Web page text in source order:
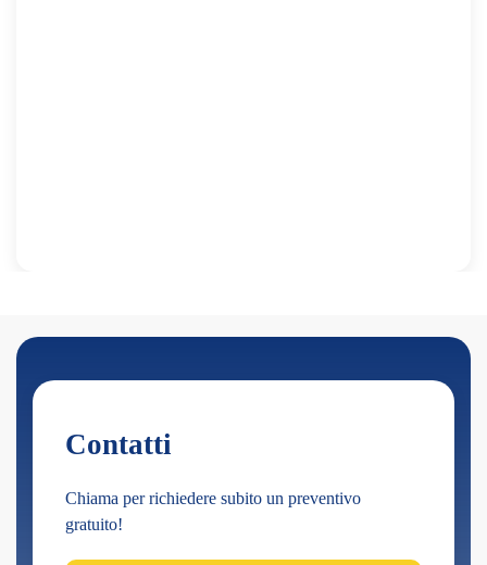
Contatti
Chiama per richiedere subito un preventivo
gratuito!